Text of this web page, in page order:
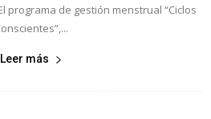
programa de gestión menstrual “Ciclos
Leer más